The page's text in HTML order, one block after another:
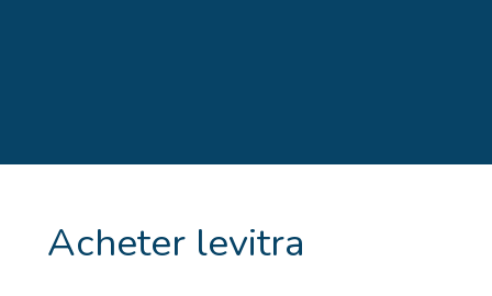
Acheter levitra